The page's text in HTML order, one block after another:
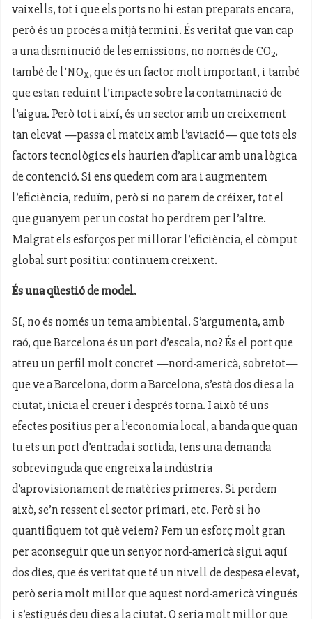
vaixells, tot i que els ports no hi estan preparats encara,
però és un procés a mitjà termini. És veritat que van cap
a una disminució de les emissions, no només de CO2,
també de l’NOX, que és un factor molt important, i també
que estan reduint l’impacte sobre la contaminació de
l’aigua. Però tot i així, és un sector amb un creixement
tan elevat —passa el mateix amb l’aviació— que tots els
factors tecnològics els haurien d’aplicar amb una lògica
de contenció. Si ens quedem com ara i augmentem
l’eficiència, reduïm, però si no parem de créixer, tot el
que guanyem per un costat ho perdrem per l’altre.
Malgrat els esforços per millorar l’eficiència, el còmput
global surt positiu: continuem creixent.
És una qüestió de model.
Sí, no és només un tema ambiental. S’argumenta, amb
raó, que Barcelona és un port d’escala, no? És el port que
atreu un perfil molt concret —nord-americà, sobretot—
que ve a Barcelona, dorm a Barcelona, s’està dos dies a la
ciutat, inicia el creuer i després torna. I això té uns
efectes positius per a l’economia local, a banda que quan
tu ets un port d’entrada i sortida, tens una demanda
sobrevinguda que engreixa la indústria
d’aprovisionament de matèries primeres. Si perdem
això, se’n ressent el sector primari, etc. Però si ho
quantifiquem tot què veiem? Fem un esforç molt gran
per aconseguir que un senyor nord-americà sigui aquí
dos dies, que és veritat que té un nivell de despesa elevat,
però seria molt millor que aquest nord-americà vingués
i s’estigués deu dies a la ciutat. O seria molt millor que